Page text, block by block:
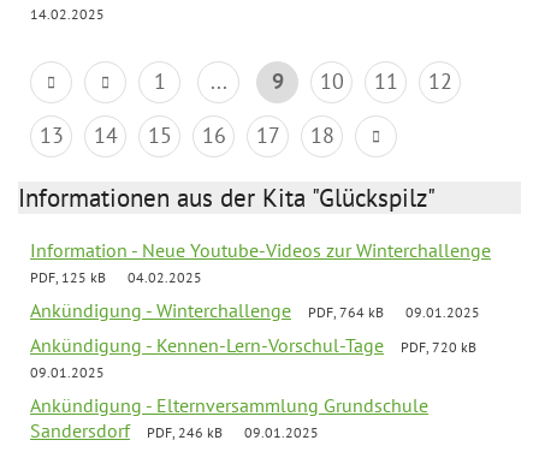
14.02.2025
1 ... 9 10 11
12
13
14 15 16 17 18
Informationen aus der Kita "Glückspilz"
Information - Neue Youtube-Videos zur Winterchallenge
PDF, 125 kB 04.02.2025
Ankündigung - Winterchallenge PDF, 764 kB 09.01.2025
Ankündigung - Kennen-Lern-Vorschul-Tage
PDF, 720 kB
09.01.2025
Ankündigung - Elternversammlung Grundschule
Sandersdorf
PDF, 246 kB 09.01.2025